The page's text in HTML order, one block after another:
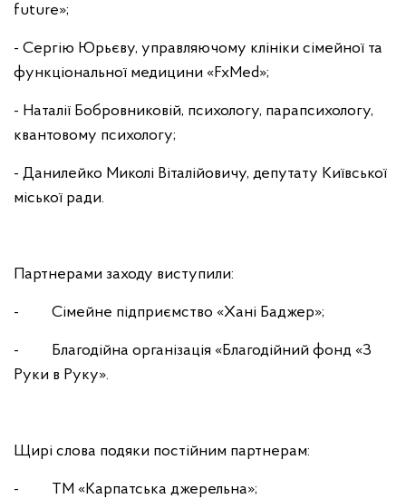
future»;
- Сергію Юрьєву, управляючому клініки сімейної та
функціональної медицини «FxMed»;
- Наталії Бобровниковій, психологу, парапсихологу,
квантовому психологу;
- Данилейко Миколі Віталійовичу, депутату Київської
міської ради.
Партнерами заходу виступили:
- Сімейне підприємство «Хані Баджер»;
- Благодійна організація «Благодійний фонд «З
Руки в Руку».
Щирі слова подяки постійним партнерам:
- ТМ «Карпатська джерельна»;